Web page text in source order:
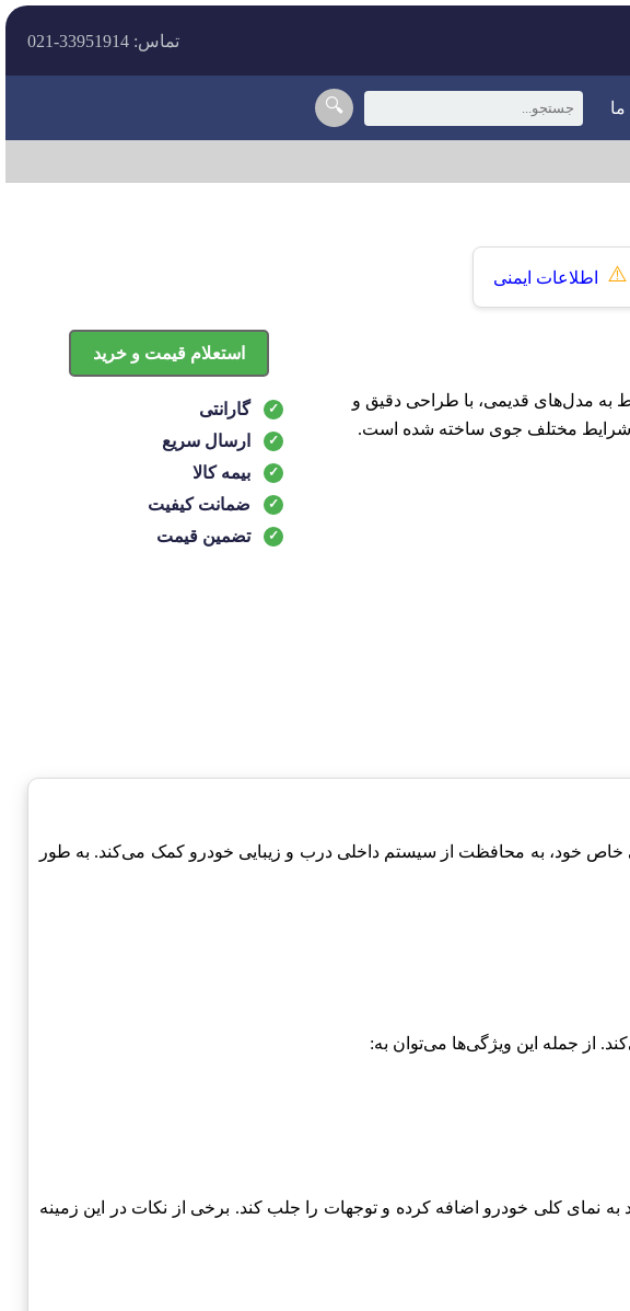
تماس: 33951914-021
🔍 ما
⚠️ اطلاعات ایمنی
خودرو مربوط به مدل‌های قدیمی، با طراحی دقیق و
شرایط مختلف جوی ساخته شده است.
استعلام قیمت و خرید
گارانتی
ارسال سریع
بیمه کالا
ضمانت کیفیت
تضمین قیمت
دلیل طراحی خاص خود، به محافظت از سیستم داخلی درب و زیبایی خودرو کمک می‌کند. به طور
خود می‌تواند به نمای کلی خودرو اضافه کرده و توجهات را جلب کند. برخی از نکات در این زمینه